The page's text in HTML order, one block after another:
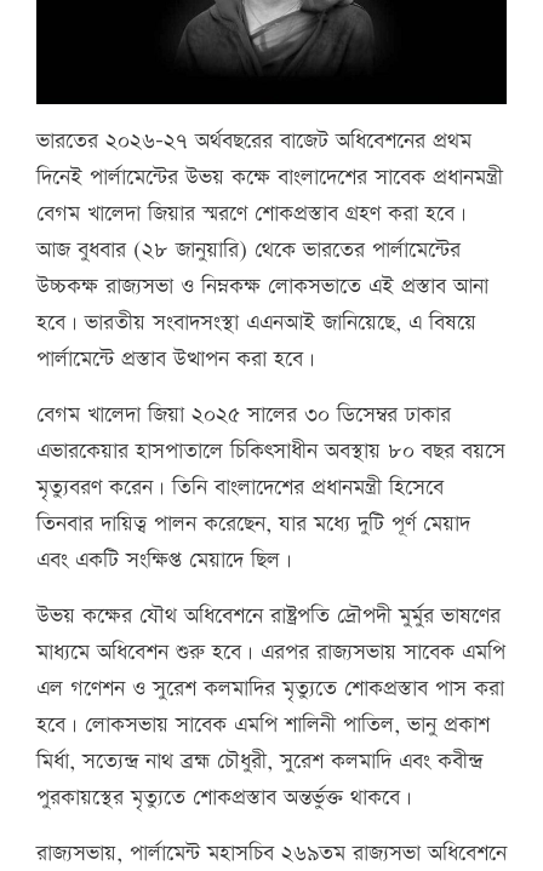
ভারতের ২০২৬-২৭ অর্থবছরের বাজেট অধিবেশনের প্রথম
দিনেই পার্লামেন্টের উভয় কক্ষে বাংলাদেশের সাবেক প্রধানমন্ত্রী
বেগম খালেদা জিয়ার স্মরণে শোকপ্রস্তাব গ্রহণ করা হবে।
আজ বুধবার (২৮ জানুয়ারি) থেকে ভারতের পার্লামেন্টের
উচ্চকক্ষ রাজ্যসভা ও নিম্নকক্ষ লোকসভাতে এই প্রস্তাব আনা
হবে। ভারতীয় সংবাদসংস্থা এএনআই জানিয়েছে, এ বিষয়ে
পার্লামেন্টে প্রস্তাব উত্থাপন করা হবে।
বেগম খালেদা জিয়া ২০২৫ সালের ৩০ ডিসেম্বর ঢাকার
এভারকেয়ার হাসপাতালে চিকিৎসাধীন অবস্থায় ৮০ বছর বয়সে
মৃত্যুবরণ করেন। তিনি বাংলাদেশের প্রধানমন্ত্রী হিসেবে
তিনবার দায়িত্ব পালন করেছেন, যার মধ্যে দুটি পূর্ণ মেয়াদ
এবং একটি সংক্ষিপ্ত মেয়াদে ছিল।
উভয় কক্ষের যৌথ অধিবেশনে রাষ্ট্রপতি দ্রৌপদী মুর্মুর ভাষণের
মাধ্যমে অধিবেশন শুরু হবে। এরপর রাজ্যসভায় সাবেক এমপি
এল গণেশন ও সুরেশ কলমাদির মৃত্যুতে শোকপ্রস্তাব পাস করা
হবে। লোকসভায় সাবেক এমপি শালিনী পাতিল, ভানু প্রকাশ
মির্ধা, সত্যেন্দ্র নাথ ব্রহ্ম চৌধুরী, সুরেশ কলমাদি এবং কবীন্দ্র
পুরকায়স্থের মৃত্যুতে শোকপ্রস্তাব অন্তর্ভুক্ত থাকবে।
রাজ্যসভায়, পার্লামেন্ট মহাসচিব ২৬৯তম রাজ্যসভা অধিবেশনে